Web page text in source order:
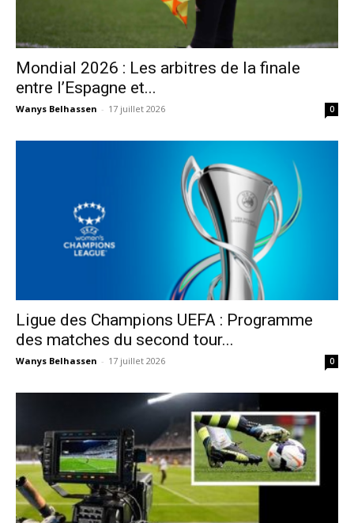
Mondial 2026 : Les arbitres de la finale
entre l’Espagne et...
Wanys Belhassen - 17 juillet 2026 0
Ligue des Champions UEFA : Programme
des matches du second tour...
Wanys Belhassen - 17 juillet 2026 0